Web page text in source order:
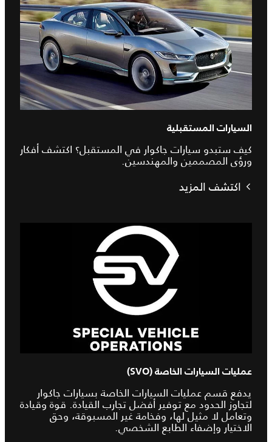
السيارات المستقبلية
كيف ستبدو سيارات جاكوار في المستقبل؟ اكتشف أفكار
ورؤى المصممين والمهندسين.
اكتشف المزيد
عمليات السيارات الخاصة (SVO)
يدفع قسم عمليات السيارات الخاصة بسيارات جاكوار
لتجاوز الحدود مع توفير أفضل تجارب القيادة. قوة وقيادة
وتعامل لا مثيل لها، وفخامة غير المسبوقة، وحق
الاختيار وإضفاء الطابع الشخصي.